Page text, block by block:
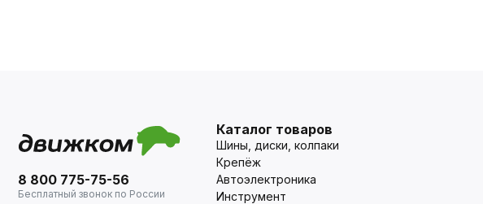
8 800 775-75-56
Бесплатный звонок по России
Каталог товаров
Шины, диски, колпаки
Крепёж
Автоэлектроника
Инструмент